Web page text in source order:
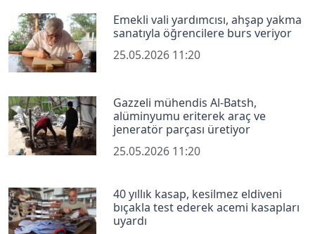
Emekli vali yardımcısı, ahşap yakma
sanatıyla öğrencilere burs veriyor
25.05.2026 11:20
Gazzeli mühendis Al-Batsh,
alüminyumu eriterek araç ve
jeneratör parçası üretiyor
25.05.2026 11:20
40 yıllık kasap, kesilmez eldiveni
bıçakla test ederek acemi kasapları
uyardı